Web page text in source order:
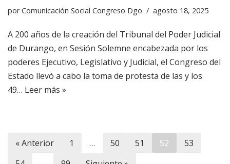
porComunicación Social Congreso Dgo agosto 18, 2025
A 200 años de la creación del Tribunal del Poder Judicial
de Durango, en Sesión Solemne encabezada por los
poderes Ejecutivo, Legislativo y Judicial, el Congreso del
Estado llevó a cabo la toma de protesta de las y los
49… Leer más »
« Anterior 1 … 50 51 52
53